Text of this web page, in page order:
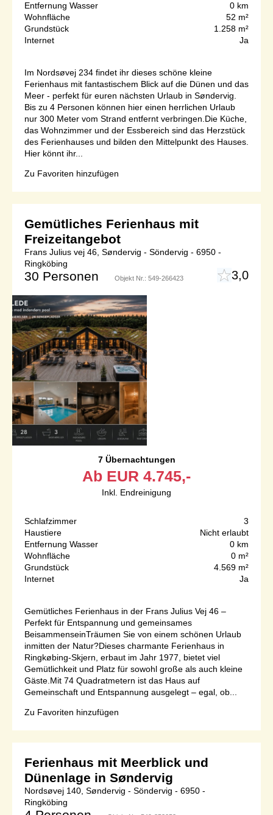
Entfernung Wasser
0 km
Wohnfläche
52 m²
Grundstück
1.258 m²
Internet
Ja
Im Nordsøvej 234 findet ihr dieses schöne kleine
Ferienhaus mit fantastischem Blick auf die Dünen und das
Meer - perfekt für euren nächsten Urlaub in Søndervig.
Bis zu 4 Personen können hier einen herrlichen Urlaub
nur 300 Meter vom Strand entfernt verbringen.Die Küche,
das Wohnzimmer und der Essbereich sind das Herzstück
des Ferienhauses und bilden den Mittelpunkt des Hauses.
Hier könnt ihr...
Zu Favoriten hinzufügen
Gemütliches Ferienhaus mit
Freizeitangebot
Frans Julius vej 46, Søndervig - Söndervig - 6950 -
Ringköbing
30 Personen Objekt Nr.: 549-266423 3,0
7 Übernachtungen
Ab EUR 4.745,-
Inkl. Endreinigung
Schlafzimmer
3
Haustiere
Nicht erlaubt
Entfernung Wasser
0 km
Wohnfläche
0 m²
Grundstück
4.569 m²
Internet
Ja
Gemütliches Ferienhaus in der Frans Julius Vej 46 –
Perfekt für Entspannung und gemeinsames
BeisammenseinTräumen Sie von einem schönen Urlaub
inmitten der Natur?Dieses charmante Ferienhaus in
Ringkøbing-Skjern, erbaut im Jahr 1977, bietet viel
Gemütlichkeit und Platz für sowohl große als auch kleine
Gäste.Mit 74 Quadratmetern ist das Haus auf
Gemeinschaft und Entspannung ausgelegt – egal, ob...
Zu Favoriten hinzufügen
Ferienhaus mit Meerblick und
Dünenlage in Søndervig
Nordsøvej 140, Søndervig - Söndervig - 6950 -
Ringköbing